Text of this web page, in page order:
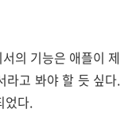
의 기능은 애플이 제
라고 봐야 할 듯 싶다.
었다.